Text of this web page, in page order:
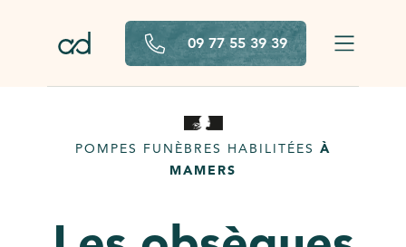
09 77 55 39 39
POMPES FUNÈBRES HABILITÉES À
MAMERS